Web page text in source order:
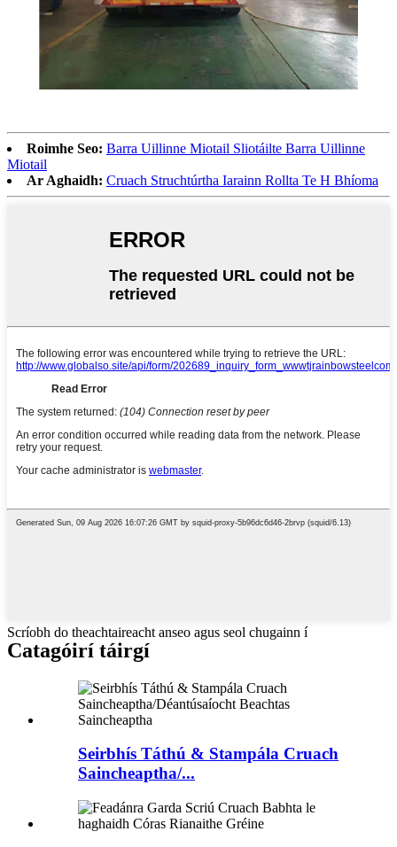
Roimhe Seo: Barra Uillinne Miotail Sliotáilte Barra Uillinne
Miotail
Ar Aghaidh: Cruach Struchtúrtha Iarainn Rollta Te H Bhíoma
Scríobh do theachtaireacht anseo agus seol chugainn í
Catagóirí táirgí
Seirbhís Táthú & Stampála Cruach
Saincheaptha/...